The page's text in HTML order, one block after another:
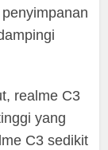
realme C3
yang
C3 sedikit